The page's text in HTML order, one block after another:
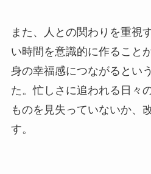
また、人との関わりを重視
い時間を意識的に作ること
身の幸福感につながるとい
た。忙しさに追われる日々
ものを見失っていないか、
す。